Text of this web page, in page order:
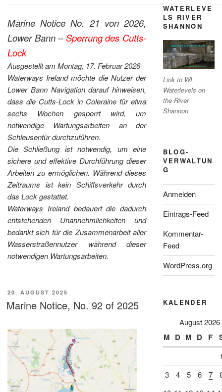
Marine Notice No. 21 von 2026,
Lower Bann –Sperrung des Cutts-
Lock
Ausgestellt am Montag, 17. Februar 2026
Waterways Ireland möchte die Nutzer der
Lower Bann Navigation darauf hinweisen,
dass die Cutts-Lock in Coleraine für etwa
sechs Wochen gesperrt wird, um
notwendige Wartungsarbeiten an der
Schleusentür durchzuführen.
Die Schließung ist notwendig, um eine
sichere und effektive Durchführung dieser
Arbeiten zu ermöglichen. Während dieses
Zeitraums ist kein Schiffsverkehr durch
das Lock gestattet.
Waterways Ireland bedauert die dadurch
entstehenden Unannehmlichkeiten und
bedankt sich für die Zusammenarbeit aller
Wasserstraßennutzer während dieser
notwendigen Wartungsarbeiten.
VERÖFFENTLICHT
AM
20. AUGUST 2025
Marine Notice, No. 92 of 2025
WATERLEVE
LS RIVER
SHANNON
Link to WI
Waterlevels on
the River
Shannon
BLOG-
VERWALTUN
G
Anmelden
Eintrags-Feed
Kommentar-
Feed
WordPress.org
KALENDER
August 2026
M D M D F
3
4 5 6 7